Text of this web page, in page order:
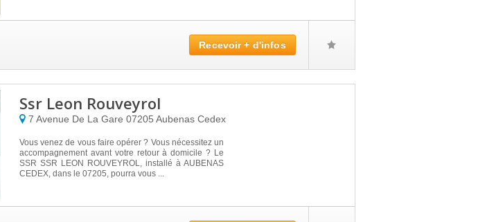
Recevoir + d'infos
Ssr Leon Rouveyrol
7 Avenue De La Gare 07205 Aubenas Cedex
Vous venez de vous faire opérer ? Vous nécessitez un
accompagnement avant votre retour à domicile ? Le
SSR SSR LEON ROUVEYROL, installé à AUBENAS
CEDEX, dans le 07205, pourra vous ...